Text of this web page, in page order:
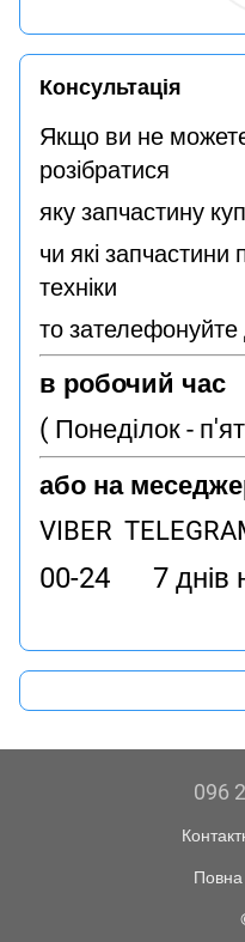
Консультація
Якщо ви не
розібратися
яку запчастину
чи які
техніки
то
в робочий час
( Понеділок -
або на
VIBER
00-24 7 днів
096
Повна